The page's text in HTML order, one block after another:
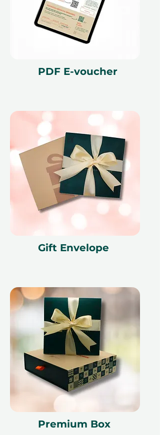
момента покупки.
Опция бесплатного
обмена:Обменяйте на любое
другое впечатление, если
Упаковка: Доступно как
туристические налоги и сборы
могут применяться, подлежат
оплате при регистрации.
Почему это отличный подарок
Идеальный побег — побалуйте
ухода и комфорта на ночь
Настраиваемый отдых –
Варианты по всему миру –
тысячи СПА-отелей на выбор в
любой точке планеты
Идеально для любого повода –
дни рождения, годовщины,
свадьбы или просто так
Условия
Отмена или изменение
бронирований невозможны. Как
PDF E-voucher
Gift Envelope
Premium Box